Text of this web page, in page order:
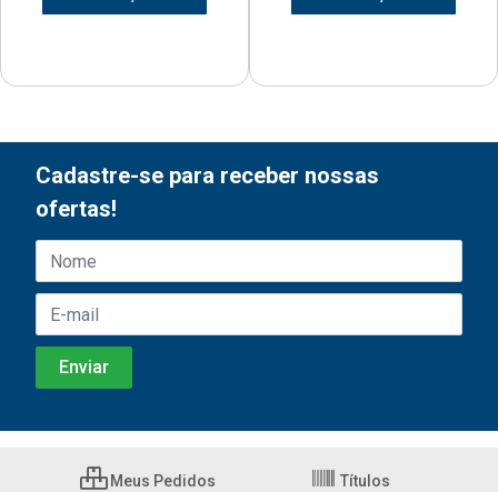
Cadastre-se para receber nossas
ofertas!
Meus Pedidos Títulos